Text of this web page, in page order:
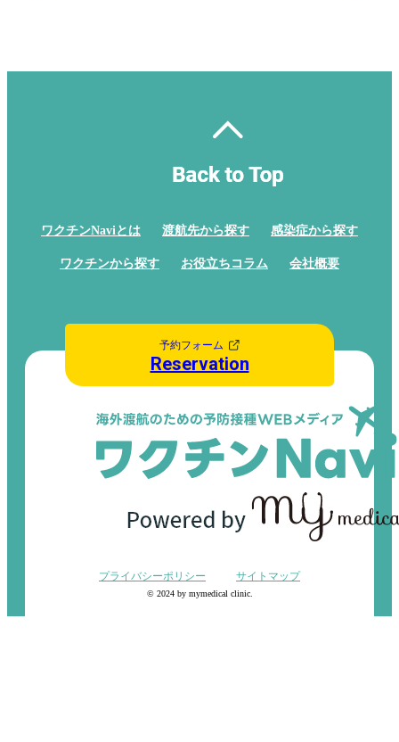
ワクチンNaviとは 渡航先から探す 感染症から探す
ワクチンから探す お役立ちコラム 会社概要
予約フォーム
Reservation
プライバシーポリシー サイトマップ
© 2024 by mymedical clinic.